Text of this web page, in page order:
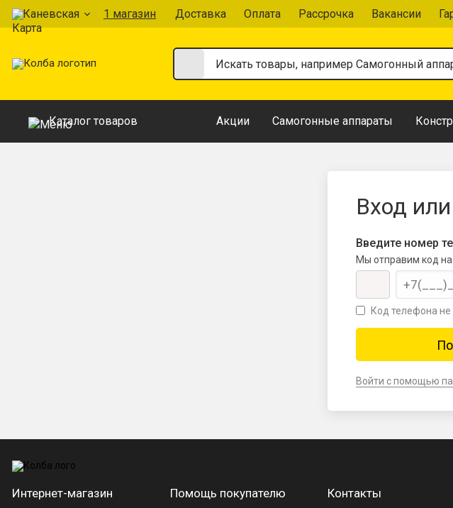
Каневская 1 магазин Доставка Оплата Рассрочка Вакансии
Каталог товаров Акции Самогонные аппараты
Вход
Введите номер
Мы отправим код на
Код телефона не
Войти с помощью
Интернет-магазин Помощь покупателю Контакты